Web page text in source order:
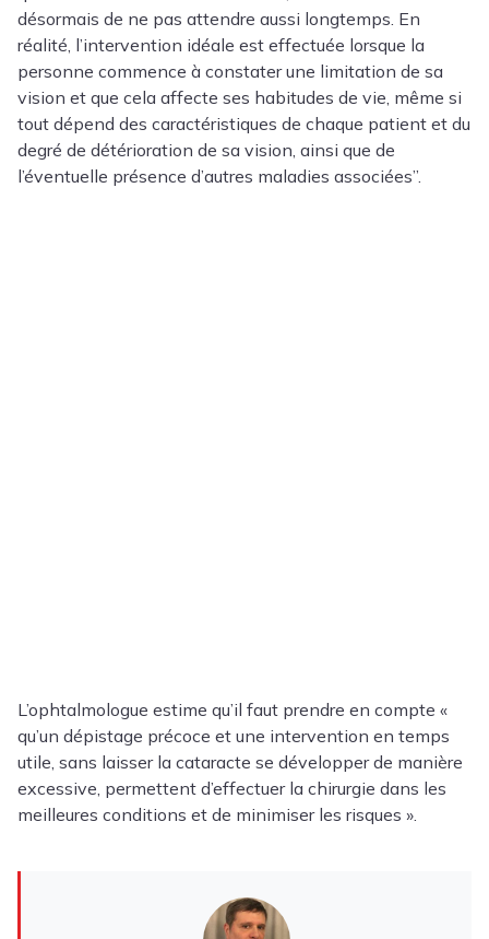
désormais de ne pas attendre aussi longtemps. En
réalité, l’intervention idéale est effectuée lorsque la
personne commence à constater une limitation de sa
vision et que cela affecte ses habitudes de vie, même si
tout dépend des caractéristiques de chaque patient et du
degré de détérioration de sa vision, ainsi que de
l’éventuelle présence d’autres maladies associées”.
L’ophtalmologue estime qu’il faut prendre en compte «
qu’un dépistage précoce et une intervention en temps
utile, sans laisser la cataracte se développer de manière
excessive, permettent d’effectuer la chirurgie dans les
meilleures conditions et de minimiser les risques ».